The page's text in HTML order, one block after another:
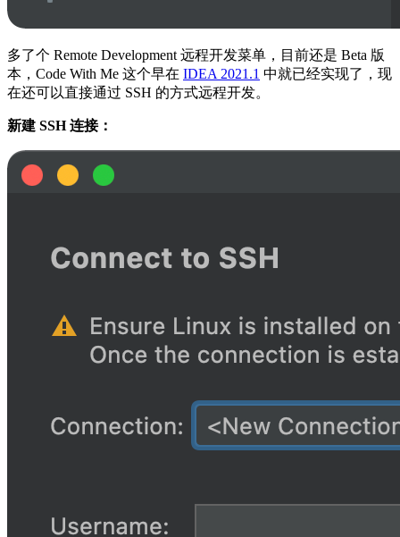
多了个 Remote Development 远程开发菜单，目前还是 Beta 版
本，Code With Me 这个早在 IDEA 2021.1 中就已经实现了，现
在还可以直接通过 SSH 的方式远程开发。
新建 SSH 连接：